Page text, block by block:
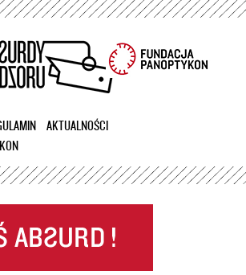
Przejdź
treści
AKTUALNOŚCI